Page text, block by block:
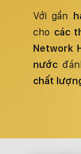
Với gần
cho các
Network
nước
chất